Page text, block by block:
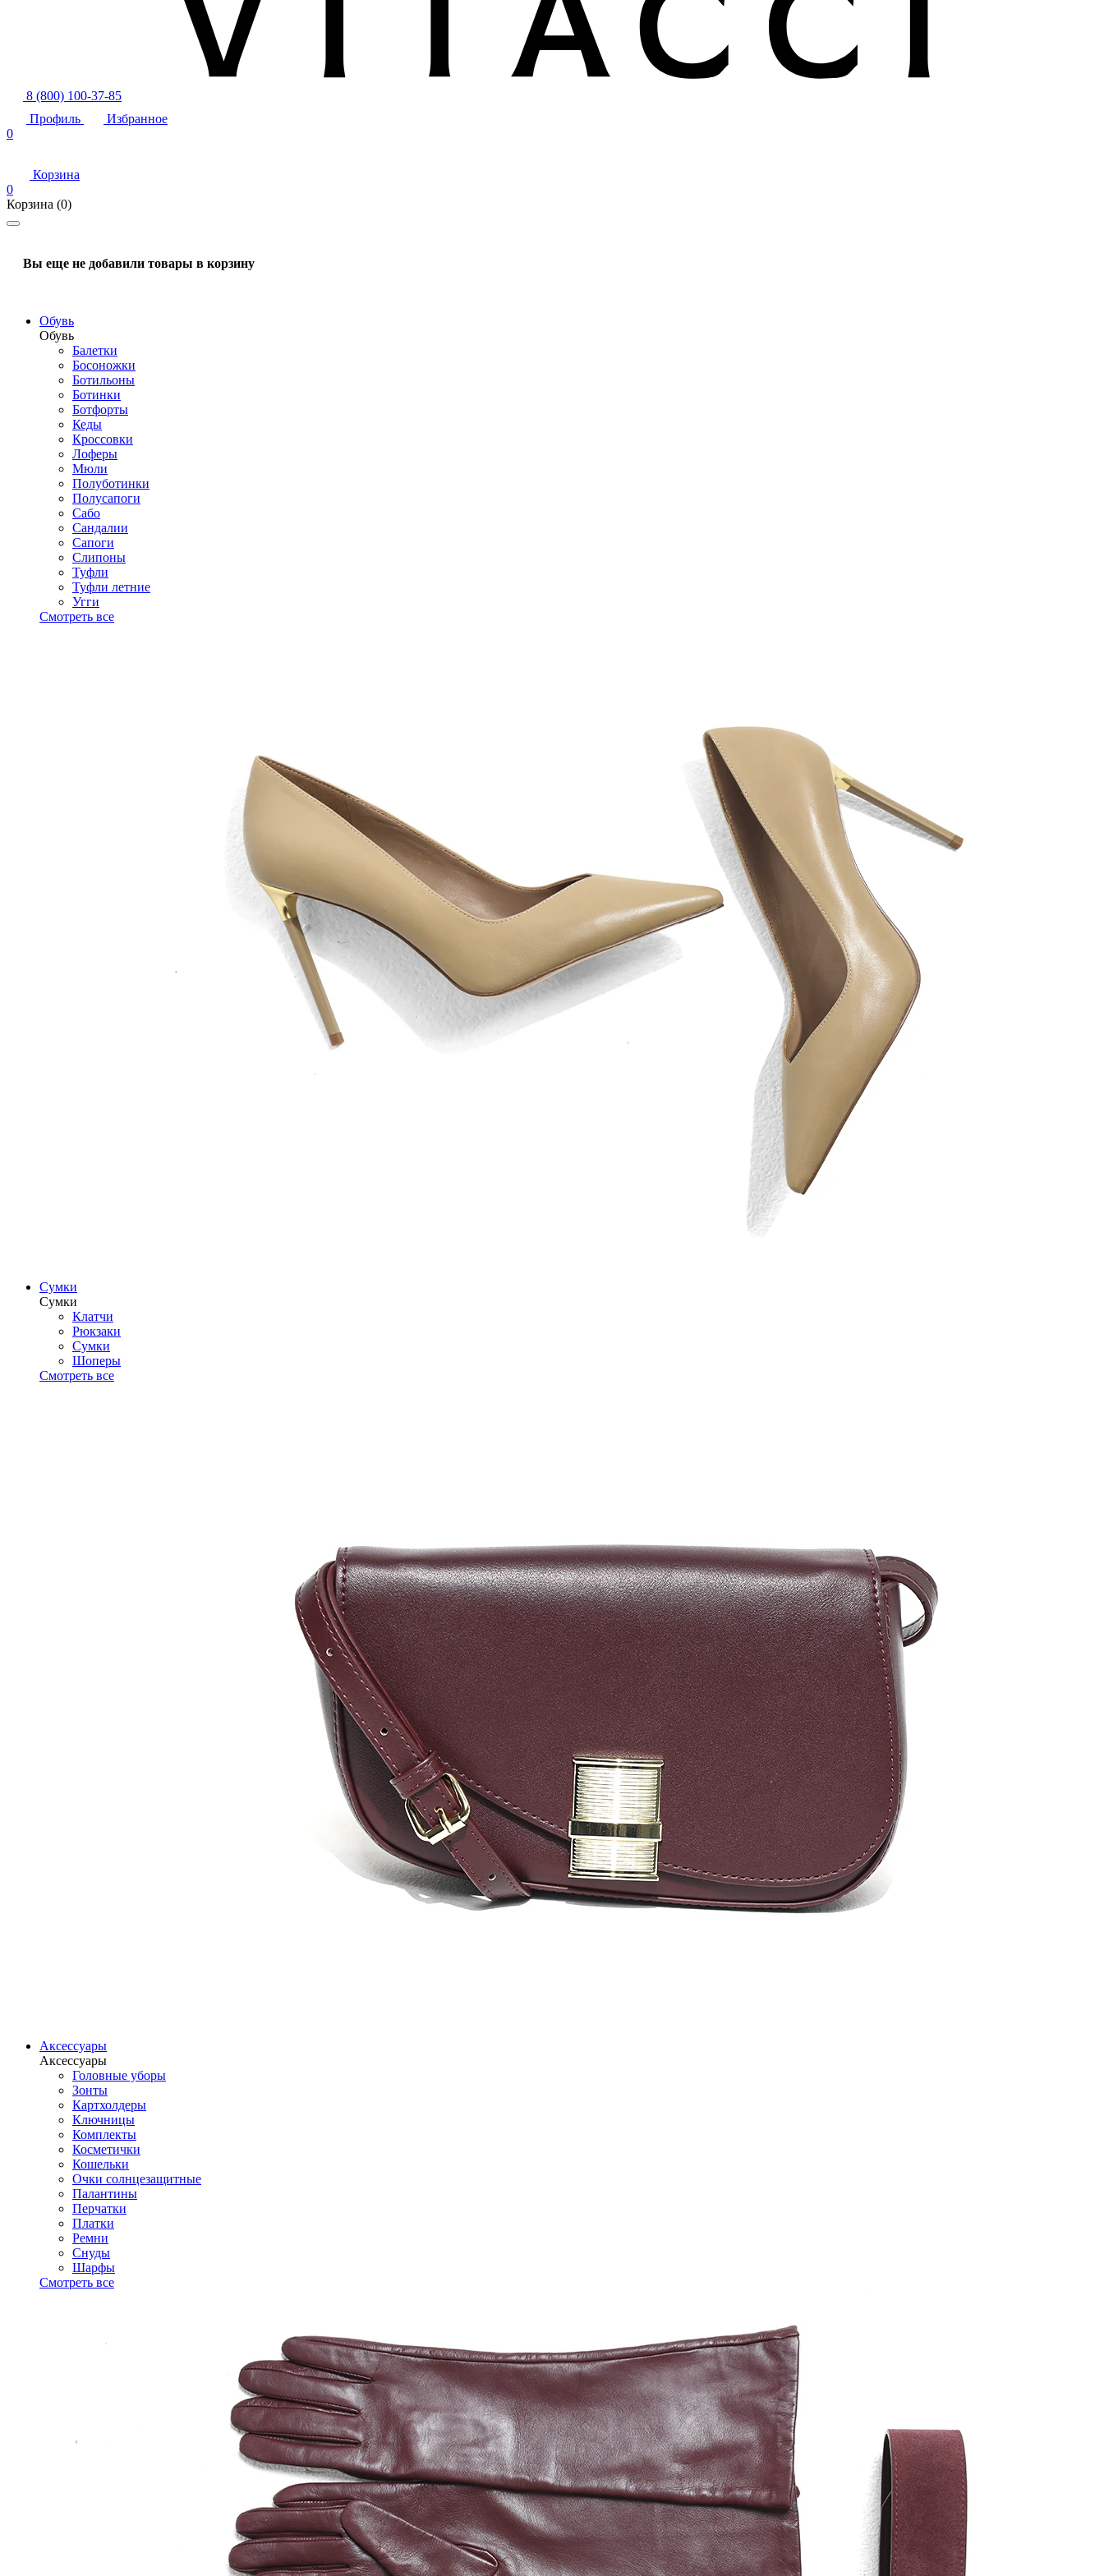
8 (800) 100-37-85
Профиль
Избранное
0
Корзина
0
Корзина (0)
Вы еще не добавили товары в корзину
Обувь
Обувь
Балетки
Босоножки
Ботильоны
Ботинки
Ботфорты
Кеды
Кроссовки
Лоферы
Мюли
Полуботинки
Полусапоги
Сабо
Сандалии
Сапоги
Слипоны
Туфли
Туфли летние
Угги
Смотреть все
Сумки
Сумки
Клатчи
Рюкзаки
Сумки
Шоперы
Смотреть все
Аксессуары
Аксессуары
Головные уборы
Зонты
Картхолдеры
Ключницы
Комплекты
Косметички
Кошельки
Очки солнцезащитные
Палантины
Перчатки
Платки
Ремни
Снуды
Шарфы
Смотреть все